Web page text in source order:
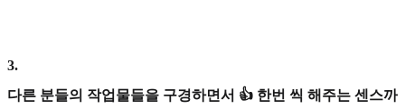
3.
다른 분들의 작업물들을 구경하면서 👍 한번 씩 해주는 센스까